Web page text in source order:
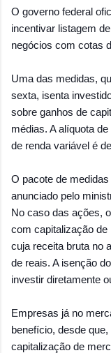
O governo federal
incentivar listagem
negócios com cotas
Uma das medidas,
sexta, isenta
sobre ganhos de
médias. A alíquota
de renda variável é
O pacote de
anunciado pelo
No caso das ações,
com capitalização de
cuja receita bruta no
de reais. A isenção
investir diretamente
Empresas já no
benefício, desde
capitalização de